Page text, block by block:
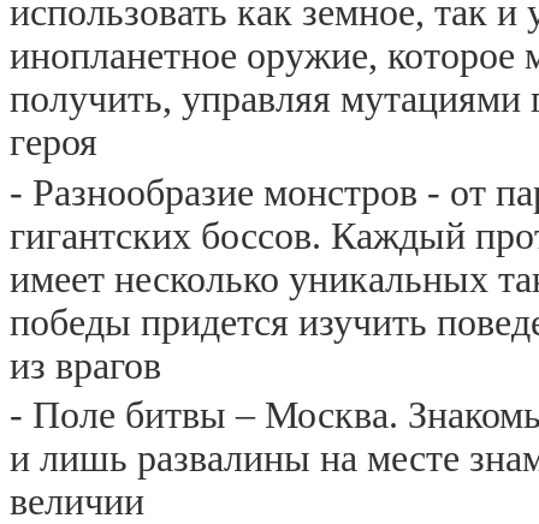
использовать как земное, так и
инопланетное оружие, которое
получить, управляя мутациями
героя
- Разнообразие монстров - от
гигантских боссов. Каждый
имеет несколько уникальных
победы придется изучить
из врагов
- Поле битвы – Москва.
и лишь развалины на месте
величии